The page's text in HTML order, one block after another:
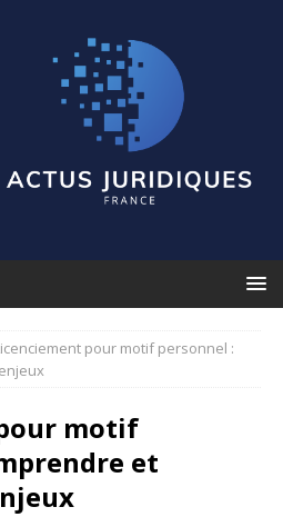
pour motif personnel :
motif
et